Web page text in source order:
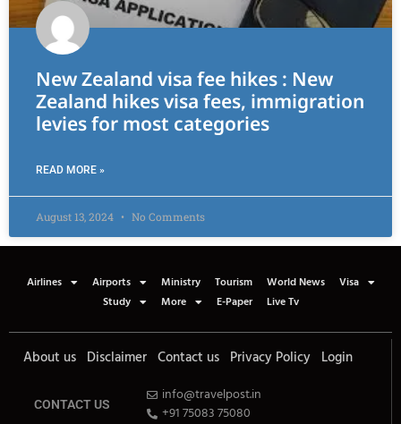
New Zealand visa fee hikes : New
Zealand hikes visa fees, immigration
levies for most categories
READ MORE »
August 13, 2024 No Comments
Airlines Airports Ministry Tourism World News
Visa
Study
More E-Paper Live Tv
About us Disclaimer Contact us Privacy Policy Login
CONTACT US
info@travelpost.in
+91 75083 75080